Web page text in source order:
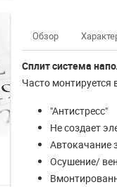
Время
27.12.2018
работает с 09:00
за полез...
Обзор
Сплит система
Часто
"Антистресс"
Не создает
Автокачание
Осушение/